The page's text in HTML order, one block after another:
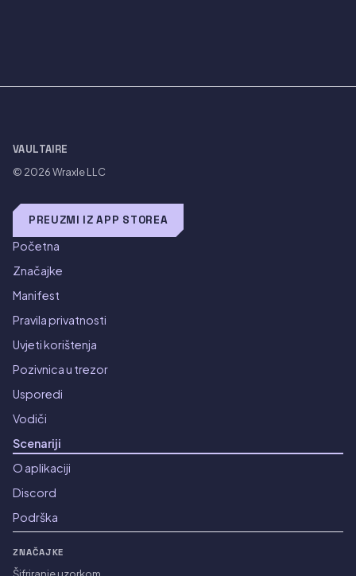
VAULTAIRE
© 2026Wraxle LLC
PREUZMI IZ APP STOREA
Početna
Značajke
Manifest
Pravila privatnosti
Uvjeti korištenja
Pozivnica u trezor
Usporedi
Vodiči
Scenariji
O aplikaciji
Discord
Podrška
ZNAČAJKE
Šifriranje uzorkom